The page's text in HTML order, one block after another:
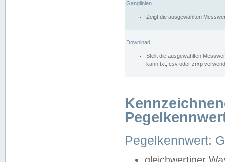
Ganglinien
Zeigt die ausgewählten
Download
Stellt die ausgewählten
kann txt, csv oder zrxp
Pegelkennwert: